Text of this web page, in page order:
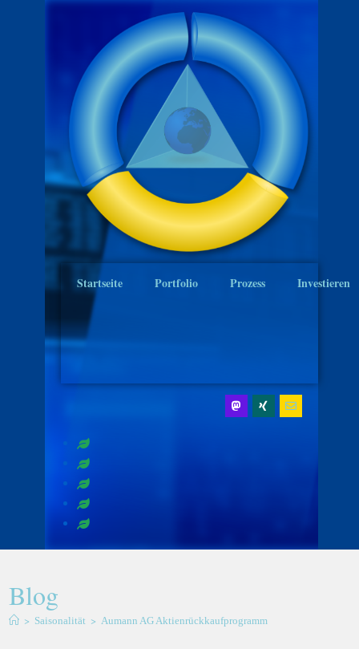
Startseite Portfolio Prozess Investieren
Blog
> Saisonalität > Aumann AG Aktienrückkaufprogramm